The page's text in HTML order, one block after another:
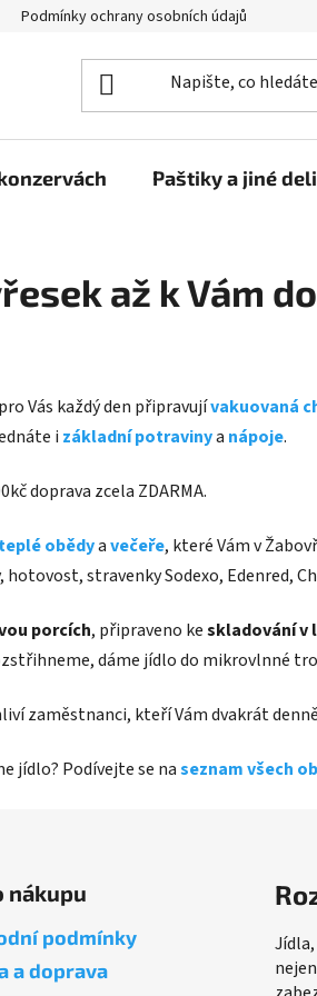
Podmínky ochrany osobních údajů
Paštiky a jiné
až k Vám
Vás každý den připravujívakuovaná
i základní potravinya nápoje.
doprava zcela ZDARMA.
teplé obědyavečeře, které Vám v
stravenky Sodexo, Edenred,
porcích, připraveno keskladování v
dáme jídlo do mikrovlnné
zaměstnanci, kteří Vám dvakrát
jídlo? Podívejte se naseznam všech
nákupu
podmínky
a doprava